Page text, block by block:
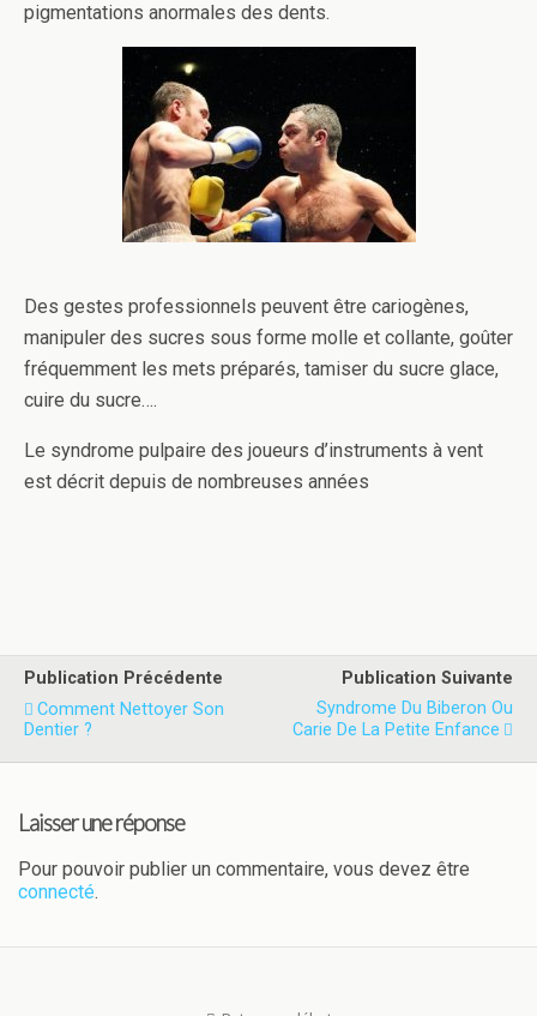
pigmentations anormales des dents.
Des gestes professionnels peuvent être cariogènes,
manipuler des sucres sous forme molle et collante, goûter
fréquemment les mets préparés, tamiser du sucre glace,
cuire du sucre….
Le syndrome pulpaire des joueurs d’instruments à vent
est décrit depuis de nombreuses années
Publication Précédente
Comment Nettoyer Son
Dentier ?
Publication Suivante
Syndrome Du Biberon Ou
Carie De La Petite Enfance
Laisser une réponse
Pour pouvoir publier un commentaire, vous devez être
connecté.